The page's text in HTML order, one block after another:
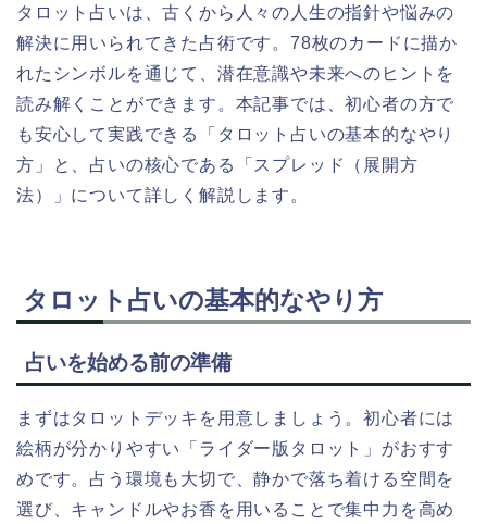
タロット占いは、古くから人々の人生の指針や悩みの
解決に用いられてきた占術です。78枚のカードに描か
れたシンボルを通じて、潜在意識や未来へのヒントを
読み解くことができます。本記事では、初心者の方で
も安心して実践できる「タロット占いの基本的なやり
方」と、占いの核心である「スプレッド（展開方
法）」について詳しく解説します。
タロット占いの基本的なやり方
占いを始める前の準備
まずはタロットデッキを用意しましょう。初心者には
絵柄が分かりやすい「ライダー版タロット」がおすす
めです。占う環境も大切で、静かで落ち着ける空間を
選び、キャンドルやお香を用いることで集中力を高め